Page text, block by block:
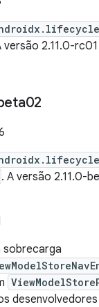
versão 2.11.0-
. A versão 2.11.0-
sobrecarga